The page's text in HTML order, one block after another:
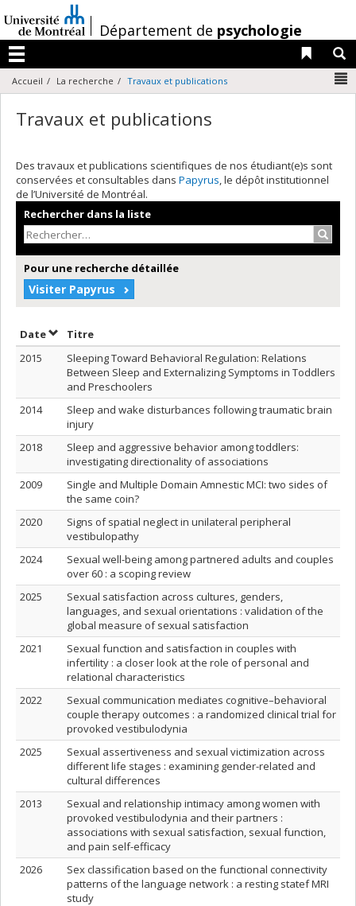
au
contenu
/Département de psychologie
Menu
Liens
Accueil La recherche Travaux et publications
Travaux et publications
Des travaux et publications scientifiques de nos étudiant(e)s sont
conservées et consultables dans Papyrus, le dépôt institutionnel
de l’Université de Montréal.
Rechercher dans la liste
Pour une recherche détaillée
Visiter Papyrus
DateTrier par date en ordre décroissant
Titre
2015
Sleeping Toward Behavioral Regulation: Relations
Between Sleep and Externalizing Symptoms in Toddlers
and Preschoolers
2014
Sleep and wake disturbances following traumatic brain
injury
2018
Sleep and aggressive behavior among toddlers:
investigating directionality of associations
2009
Single and Multiple Domain Amnestic MCI: two sides of
the same coin?
2020
Signs of spatial neglect in unilateral peripheral
vestibulopathy
2024
Sexual well-being among partnered adults and couples
over 60 : a scoping review
2025
Sexual satisfaction across cultures, genders,
languages, and sexual orientations : validation of the
global measure of sexual satisfaction
2021
Sexual function and satisfaction in couples with
infertility : a closer look at the role of personal and
relational characteristics
2022
Sexual communication mediates cognitive–behavioral
couple therapy outcomes : a randomized clinical trial for
provoked vestibulodynia
2025
Sexual assertiveness and sexual victimization across
different life stages : examining gender-related and
cultural differences
2013
Sexual and relationship intimacy among women with
provoked vestibulodynia and their partners :
associations with sexual satisfaction, sexual function,
and pain self-efficacy
2026
Sex classification based on the functional connectivity
patterns of the language network : a resting statef MRI
study